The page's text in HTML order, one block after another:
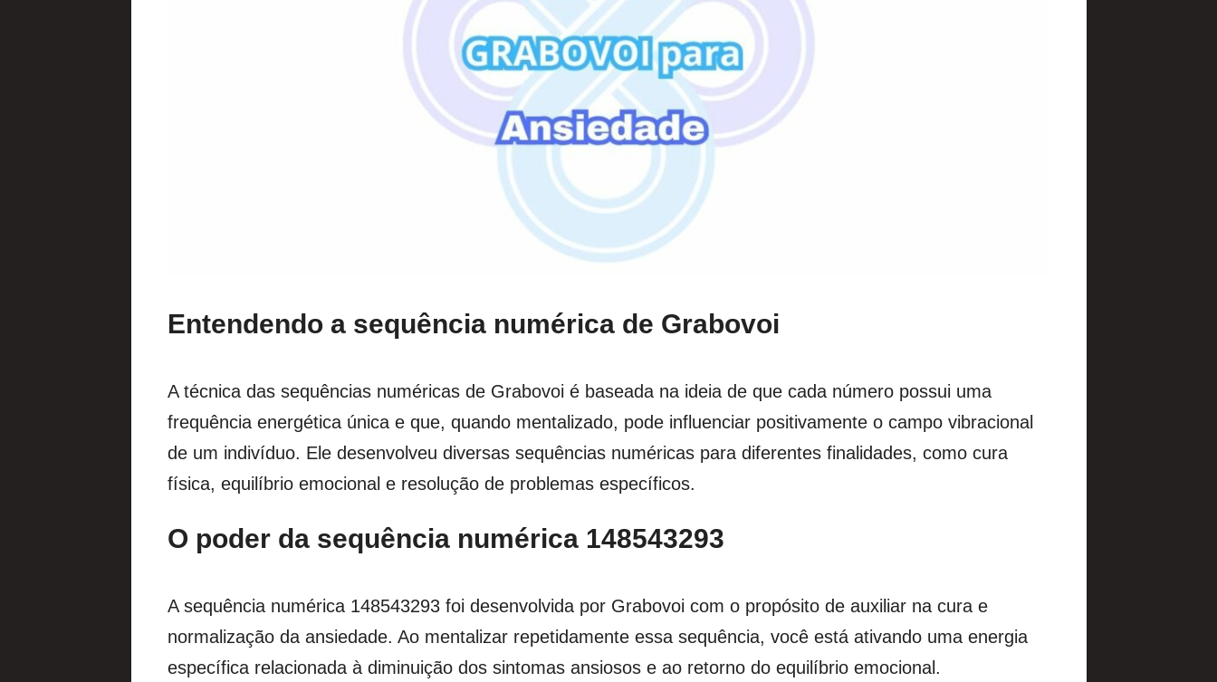
Entendendo a sequência numérica de Grabovoi
A técnica das sequências numéricas de Grabovoi é baseada na ideia de que cada número possui uma
frequência energética única e que, quando mentalizado, pode influenciar positivamente o campo vibracional
de um indivíduo. Ele desenvolveu diversas sequências numéricas para diferentes finalidades, como cura
física, equilíbrio emocional e resolução de problemas específicos.
O poder da sequência numérica 148543293
A sequência numérica 148543293 foi desenvolvida por Grabovoi com o propósito de auxiliar na cura e
normalização da ansiedade. Ao mentalizar repetidamente essa sequência, você está ativando uma energia
específica relacionada à diminuição dos sintomas ansiosos e ao retorno do equilíbrio emocional.